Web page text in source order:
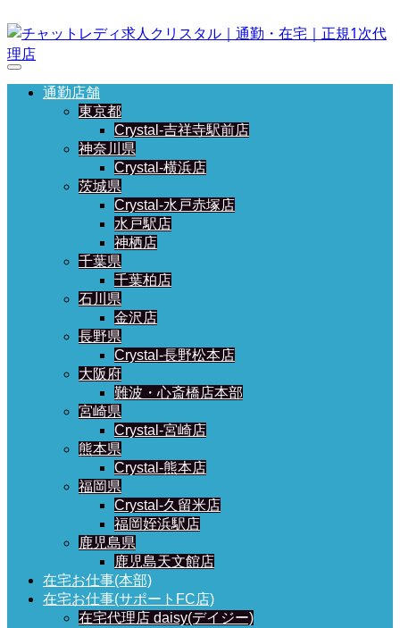
通勤店舗
東京都
Crystal-吉祥寺駅前店
神奈川県
Crystal-横浜店
茨城県
Crystal-水戸赤塚店
水戸駅店
神栖店
千葉県
千葉柏店
石川県
金沢店
長野県
Crystal-長野松本店
大阪府
難波・心斎橋店本部
宮崎県
Crystal-宮崎店
熊本県
Crystal-熊本店
福岡県
Crystal-久留米店
福岡姪浜駅店
鹿児島県
鹿児島天文館店
在宅お仕事(本部)
在宅お仕事(サポートFC店)
在宅代理店 daisy(デイジー)